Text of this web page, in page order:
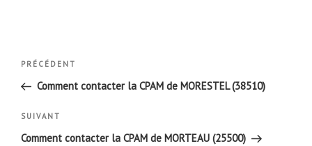
Navigation
l’article
Article
précédent
PRÉCÉDENT
Comment contacter la CPAM de MORESTEL (38510)
Article
suivant
SUIVANT
Comment contacter la CPAM de MORTEAU (25500)